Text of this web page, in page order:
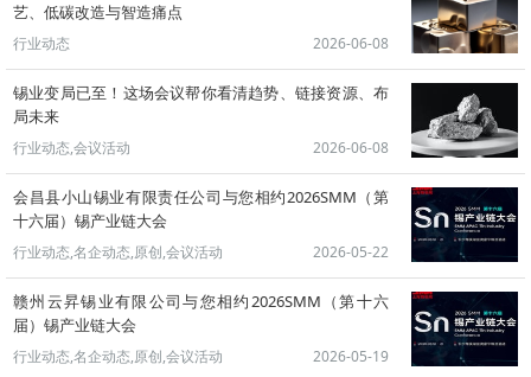
艺、低碳改造与智造痛点
行业动态 2026-06-08
锡业变局已至！这场会议帮你看清趋势、链接资源、布
局未来
行业动态,会议活动 2026-06-08
会昌县小山锡业有限责任公司与您相约2026SMM（第
十六届）锡产业链大会
行业动态,名企动态,原创,会议活动 2026-05-22
赣州云昇锡业有限公司与您相约2026SMM（第十六
届）锡产业链大会
行业动态,名企动态,原创,会议活动 2026-05-19